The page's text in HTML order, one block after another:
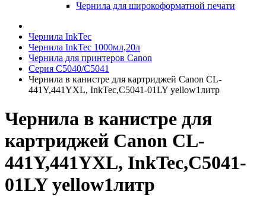
Чернила для широкоформатной печати
Чернила InkTec
Чернила InkTec 1000мл,20л
Чернила для принтеров Canon
Серия C5040/C5041
Чернила в канистре для картриджей Canon CL-
441Y,441YXL, InkTec,C5041-01LY yellow1литр
Чернила в канистре для
картриджей Canon CL-
441Y,441YXL, InkTec,C5041-
01LY yellow1литр